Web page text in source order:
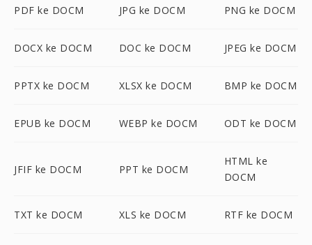
PDF ke DOCM JPG ke DOCM PNG ke DOCM
DOCX ke DOCM DOC ke DOCM JPEG ke DOCM
PPTX ke DOCM XLSX ke DOCM BMP ke DOCM
EPUB ke DOCM WEBP ke DOCM ODT ke DOCM
JFIF ke DOCM PPT ke DOCM
HTML ke
DOCM
TXT ke DOCM XLS ke DOCM RTF ke DOCM